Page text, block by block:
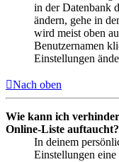
in der Datenbank
ändern, gehe in
wird meist oben
Benutzernamen
Einstellungen
Nach oben
Wie kann ich
Online-Liste auftaucht?
In deinem
Einstellungen